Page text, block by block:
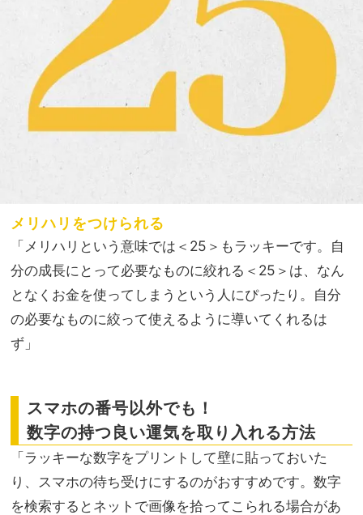
メリハリをつけられる
「メリハリという意味では＜25＞もラッキーです。自
分の成長にとって必要なものに絞れる＜25＞は、なん
となくお金を使ってしまうという人にぴったり。自分
の必要なものに絞って使えるように導いてくれるは
ず」
スマホの番号以外でも！
数字の持つ良い運気を取り入れる方法
「ラッキーな数字をプリントして壁に貼っておいた
り、スマホの待ち受けにするのがおすすめです。数字
を検索するとネットで画像を拾ってこられる場合があ